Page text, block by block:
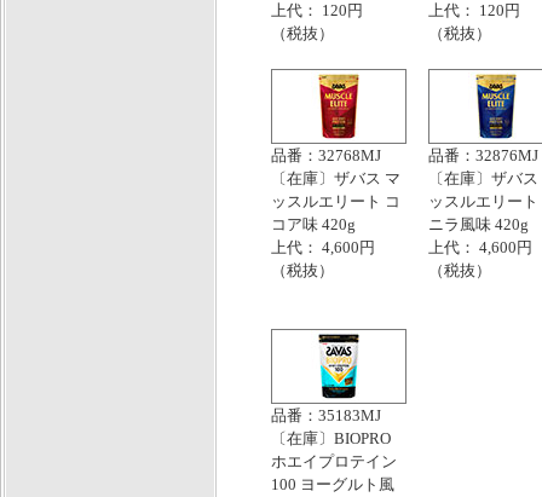
上代： 120円
（税抜）
上代： 120円
（税抜）
品番：32768MJ
〔在庫〕ザバス マ
ッスルエリート コ
コア味 420g
上代： 4,600円
（税抜）
品番：32876MJ
〔在庫〕ザバ
ッスルエリート
ニラ風味 420g
上代： 4,600円
（税抜）
品番：35183MJ
〔在庫〕BIOPRO
ホエイプロテイン
100 ヨーグルト風